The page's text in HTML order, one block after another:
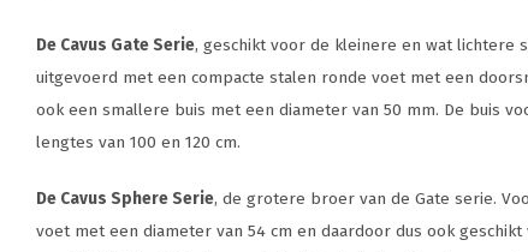
De Cavus Gate Serie, geschikt voor de kleinere en wat lichtere
uitgevoerd met een compacte stalen ronde voet met een
ook een smallere buis met een diameter van 50 mm. De buis
lengtes van 100 en 120 cm.
De Cavus Sphere Serie, de grotere broer van de Gate serie.
voet met een diameter van 54 cm en daardoor dus ook